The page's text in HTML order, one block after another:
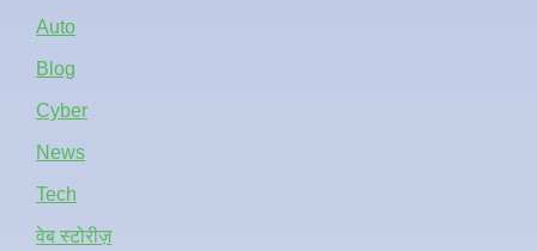
Auto
Blog
Cyber
News
Tech
वेब स्टोरीज़